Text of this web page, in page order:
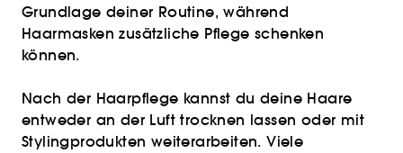
Grundlage deiner Routine, während
Haarmasken zusätzliche Pflege schenken
können.
Nach der Haarpflege kannst du deine Haare
entweder an der Luft trocknen lassen oder mit
Stylingprodukten weiterarbeiten. Viele